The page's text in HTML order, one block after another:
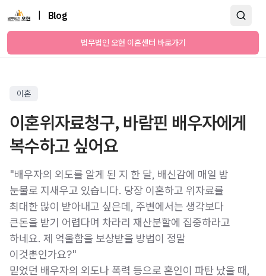
Blog
법무법인 오현 이혼센터 바로가기
이혼
이혼위자료청구, 바람핀 배우자에게
복수하고 싶어요
"배우자의 외도를 알게 된 지 한 달, 배신감에 매일 밤
눈물로 지새우고 있습니다. 당장 이혼하고 위자료를
최대한 많이 받아내고 싶은데, 주변에서는 생각보다
큰돈을 받기 어렵다며 차라리 재산분할에 집중하라고
하네요. 제 억울함을 보상받을 방법이 정말
이것뿐인가요?"
믿었던 배우자의 외도나 폭력 등으로 혼인이 파탄 났을 때,